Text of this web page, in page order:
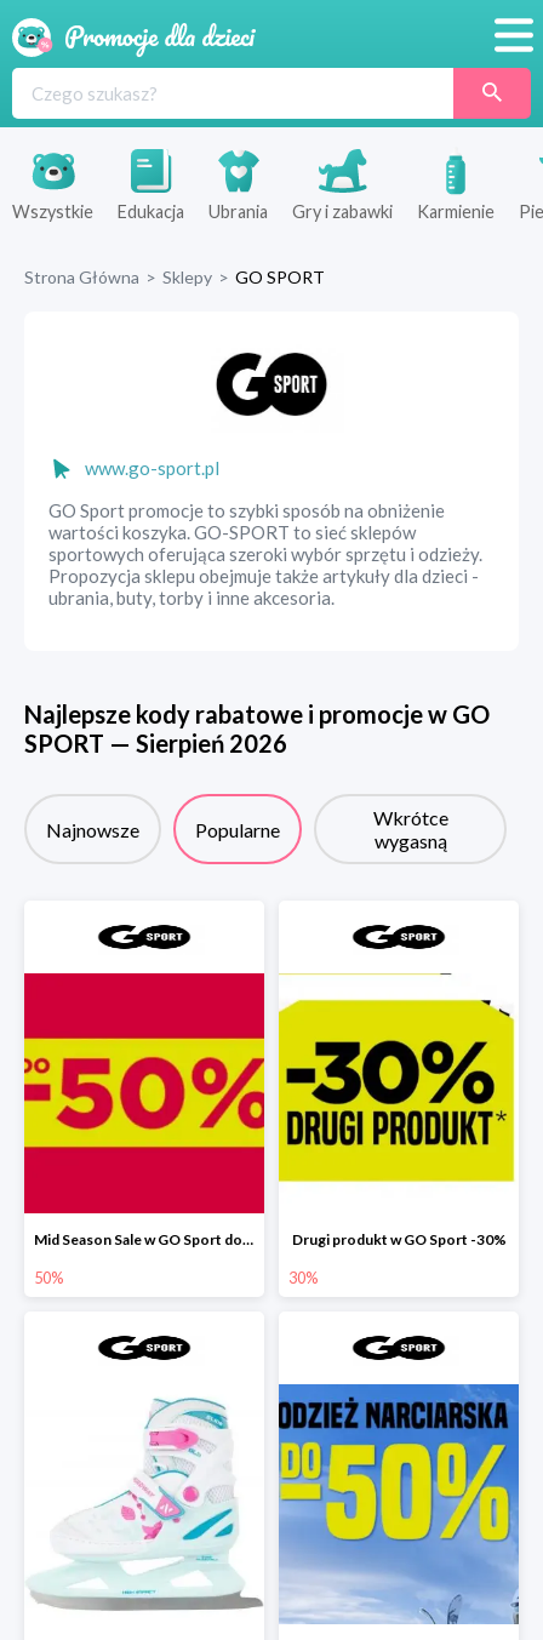
Produkty
Sklepy
Wszystkie Edukacja Ubrania Gry i zabawki Karmienie
Strona Główna > Sklepy > GO SPORT
www.go-sport.pl
GO Sport promocje to szybki sposób na obniżenie
wartości koszyka. GO-SPORT to sieć sklepów
sportowych oferująca szeroki wybór sprzętu i odzieży.
Propozycja sklepu obejmuje także artykuły dla dzieci -
ubrania, buty, torby i inne akcesoria.
Najlepsze kody rabatowe i promocje w GO
SPORT — Sierpień 2026
Najnowsze Popularne
Wkrótce
wygasną
Mid Season Sale w GO Sport do -50%
50%
Drugi produkt w GO Sport -30%
30%